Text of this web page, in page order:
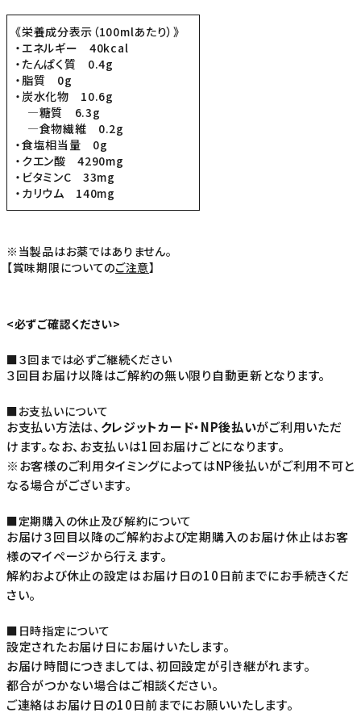
《栄養成分表示（100mlあたり）》
・エネルギー 40kcal
・たんぱく質 0.4g
・脂質 0g
・炭水化物 10.6g
―糖質 6.3g
―食物繊維 0.2g
・食塩相当量 0g
・クエン酸 4290mg
・ビタミンC 33mg
・カリウム 140mg
※当製品はお薬ではありません。
【賞味期限についてのご注意】
<必ずご確認ください>
■３回までは必ずご継続ください
３回目お届け以降はご解約の無い限り自動更新となります。
■お支払いについて
お支払い方法は、 クレジットカード・NP後払いがご利用いただ
けます。なお、お支払いは1回お届けごとになります。
※お客様のご利用タイミングによってはNP後払いがご利用不可と
なる場合がございます。
■定期購入の休止及び解約について
お届け３回目以降のご解約および定期購入のお届け休止はお客
様のマイページから行えます。
解約および休止の設定はお届け日の10日前までにお手続きくだ
さい。
■日時指定について
設定されたお届け日にお届けいたします。
お届け時間につきましては、初回設定が引き継がれます。
都合がつかない場合はご相談ください。
ご連絡はお届け日の10日前までにお願いいたします。